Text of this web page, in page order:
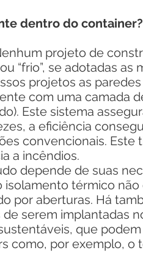
dentro do container?
projeto de
“frio”, se adotadas
projetos as
com uma camada
Este sistema
a eficiência
convencionais. Este
a incêndios.
depende de suas
isolamento térmico
por aberturas. Há
de serem implantadas
que
como, por exemplo, o